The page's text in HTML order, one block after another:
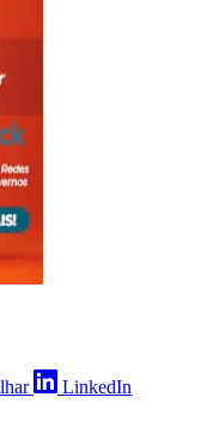
LinkedIn